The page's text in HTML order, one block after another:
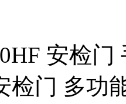
安检
检门 多功